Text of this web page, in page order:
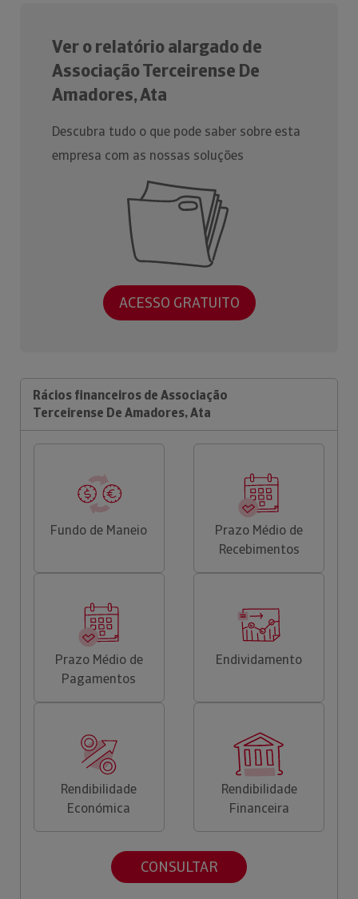
Ver o relatório alargado de
Associação Terceirense De
Amadores, Ata
Descubra tudo o que pode saber sobre esta
empresa com as nossas soluções
ACESSO GRATUITO
Rácios financeiros de Associação
Terceirense De Amadores, Ata
Fundo de Maneio
Prazo Médio de
Recebimentos
Prazo Médio de
Pagamentos
Endividamento
Rendibilidade
Económica
Rendibilidade
Financeira
CONSULTAR